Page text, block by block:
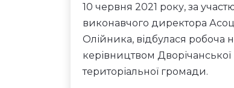
10 червня 2021 року, за
виконавчого директора
Олійника, відбулася робоча
керівництвом Дворічанської
територіальної громади.